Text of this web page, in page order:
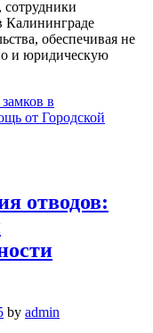
сотрудники
Калининграде
обеспечивая не
и юридическую
в
от Городской
отводов:
by admin